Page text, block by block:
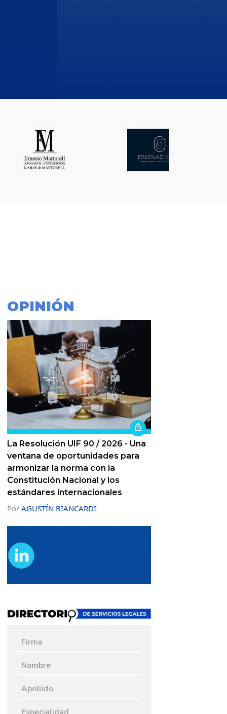
OPINIÓN
La Resolución UIF 90 / 2026 - Una
ventana de oportunidades para
armonizar la norma con la
Constitución Nacional y los
estándares internacionales
Por AGUSTÍN BIANCARDI